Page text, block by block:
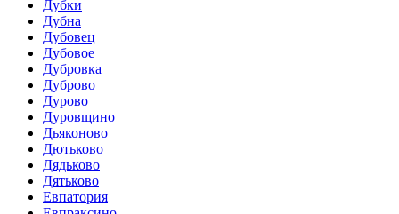
Дубки
Дубна
Дубовец
Дубовое
Дубровка
Дуброво
Дурово
Дуровщино
Дьяконово
Дютьково
Дядьково
Дятьково
Евпатория